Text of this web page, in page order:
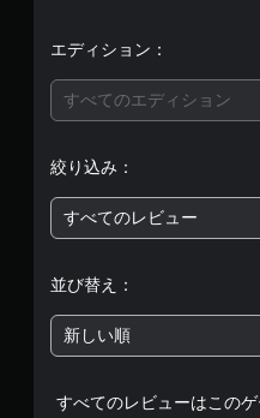
エディション：
すべてのエディション
絞り込み：
すべてのレビュー
並び替え：
新しい順
すべてのレビューはこの